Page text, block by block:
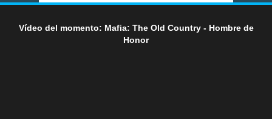
Vídeo del momento: Mafia: The Old Country - Hombre de
Honor